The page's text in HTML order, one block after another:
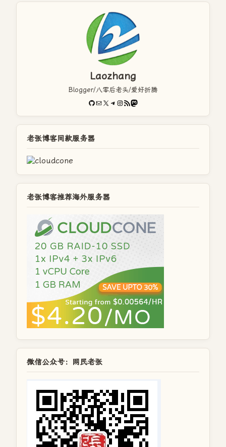
Laozhang
Blogger/八零后老头/爱好折腾
GitHub
电子邮件X Telegram
Instagram
RSS FeedMastodon
老张博客同款服务器
老张博客推荐海外服务器
微信公众号：网民老张